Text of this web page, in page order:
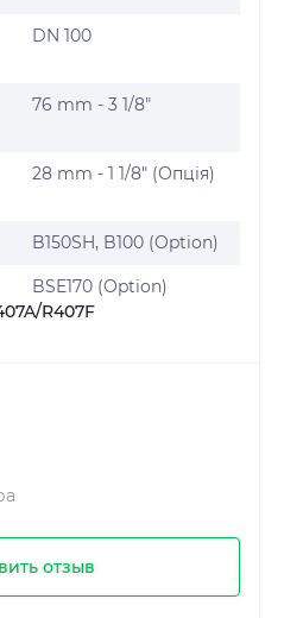
DN 100
76 mm - 3 1/8"
28 mm - 1 1/8" (Опція)
B150SH, B100 (Option)
R407F
BSE170 (Option)
отзыв